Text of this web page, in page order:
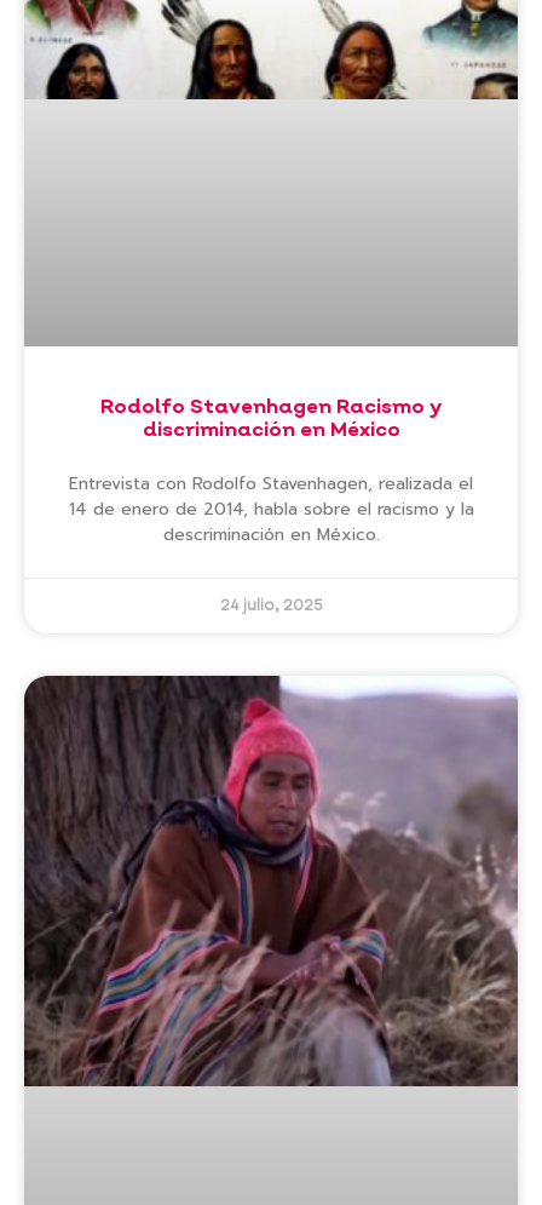
Rodolfo Stavenhagen Racismo y
discriminación en México
Entrevista con Rodolfo Stavenhagen, realizada el
14 de enero de 2014, habla sobre el racismo y la
descriminación en México.
24 julio, 2025